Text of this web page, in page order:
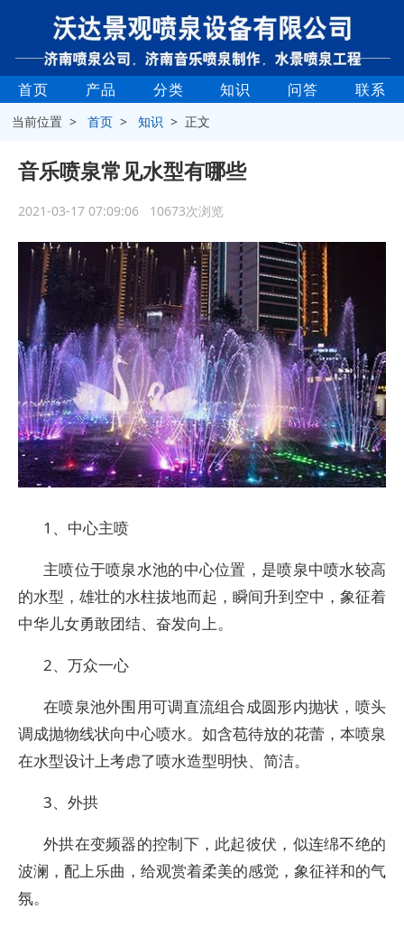
首页 产品 分类 知识 问答 联系
当前位置 >首页 >知识 > 正文
音乐喷泉常见水型有哪些
2021-03-17 07:09:06 10673次浏览
1、中心主喷
主喷位于喷泉水池的中心位置，是喷泉中喷水较高
的水型，雄壮的水柱拔地而起，瞬间升到空中，象征着
中华儿女勇敢团结、奋发向上。
2、万众一心
在喷泉池外围用可调直流组合成圆形内抛状，喷头
调成抛物线状向中心喷水。如含苞待放的花蕾，本喷泉
在水型设计上考虑了喷水造型明快、简洁。
3、外拱
外拱在变频器的控制下，此起彼伏，似连绵不绝的
波澜，配上乐曲，给观赏着柔美的感觉，象征祥和的气
氛。